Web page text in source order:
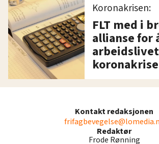
Koronakrisen:
FLT med i
allianse for
Kontakt redaksjonen
Redaktør
Frode Rønning